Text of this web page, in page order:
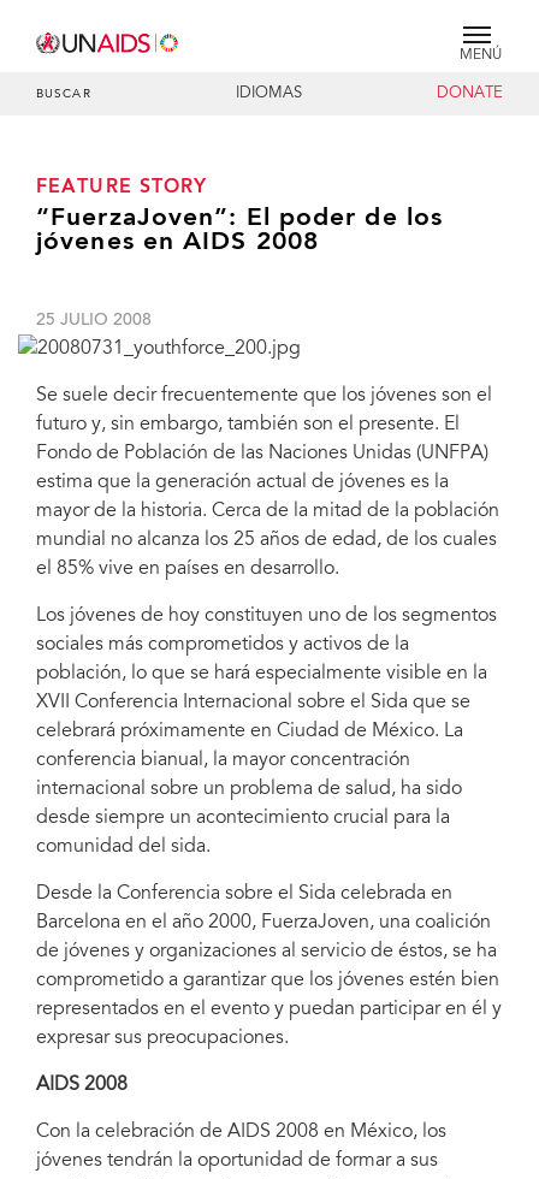
MENÚ
BUSCAR IDIOMAS DONATE
FEATURE STORY
“FuerzaJoven”: El poder de los
jóvenes en AIDS 2008
25 JULIO 2008
Se suele decir frecuentemente que los jóvenes son el
futuro y, sin embargo, también son el presente. El
Fondo de Población de las Naciones Unidas (UNFPA)
estima que la generación actual de jóvenes es la
mayor de la historia. Cerca de la mitad de la población
mundial no alcanza los 25 años de edad, de los cuales
el 85% vive en países en desarrollo.
Los jóvenes de hoy constituyen uno de los segmentos
sociales más comprometidos y activos de la
población, lo que se hará especialmente visible en la
XVII Conferencia Internacional sobre el Sida que se
celebrará próximamente en Ciudad de México. La
conferencia bianual, la mayor concentración
internacional sobre un problema de salud, ha sido
desde siempre un acontecimiento crucial para la
comunidad del sida.
Desde la Conferencia sobre el Sida celebrada en
Barcelona en el año 2000, FuerzaJoven, una coalición
de jóvenes y organizaciones al servicio de éstos, se ha
comprometido a garantizar que los jóvenes estén bien
representados en el evento y puedan participar en él y
expresar sus preocupaciones.
AIDS 2008
Con la celebración de AIDS 2008 en México, los
jóvenes tendrán la oportunidad de formar a sus